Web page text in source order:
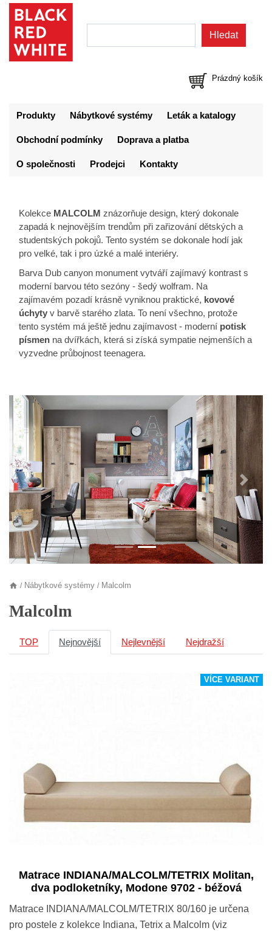
Prázdný košík
Produkty Nábytkové systémy Leták a katalogy
Obchodní podmínky Doprava a platba
O společnosti Prodejci Kontakty
Kolekce MALCOLM znázorňuje design, který dokonale
zapadá k nejnovějším trendům při zařizování dětských a
studentských pokojů. Tento systém se dokonale hodí jak
pro velké, tak i pro úzké a malé interiéry.
Barva Dub canyon monument vytváří zajímavý kontrast s
moderní barvou této sezóny - šedý wolfram. Na
zajímavém pozadí krásně vyniknou praktické, kovové
úchyty v barvě starého zlata. To není všechno, protože
tento systém má ještě jednu zajímavost - moderní potisk
písmen na dvířkách, která si získá sympatie nejmenších a
vyzvedne průbojnost teenagera.
Předchozí Další
/ Nábytkové systémy / Malcolm
Malcolm
TOP Nejnovější Nejlevnější Nejdražší
VÍCE VARIANT
Matrace INDIANA/MALCOLM/TETRIX Molitan,
dva podloketníky, Modone 9702 - béžová
Matrace INDIANA/MALCOLM/TETRIX 80/160 je určena
pro postele z kolekce Indiana, Tetrix a Malcolm (viz